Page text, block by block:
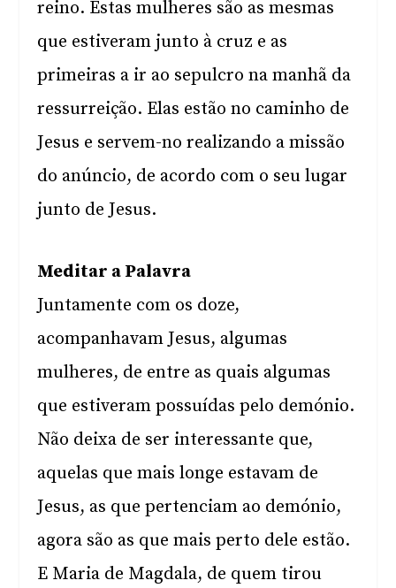
reino. Estas mulheres são as mesmas
que estiveram junto à cruz e as
primeiras a ir ao sepulcro na manhã da
ressurreição. Elas estão no caminho de
Jesus e servem-no realizando a missão
do anúncio, de acordo com o seu lugar
junto de Jesus.
Meditar a Palavra
Juntamente com os doze,
acompanhavam Jesus, algumas
mulheres, de entre as quais algumas
que estiveram possuídas pelo demónio.
Não deixa de ser interessante que,
aquelas que mais longe estavam de
Jesus, as que pertenciam ao demónio,
agora são as que mais perto dele estão.
E Maria de Magdala, de quem tirou